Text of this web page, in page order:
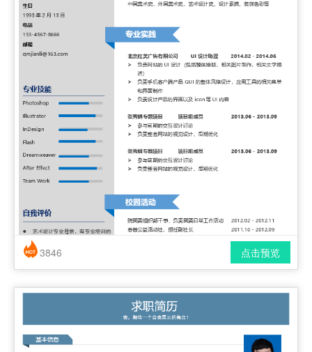
简历风格： 时尚 / 简洁 / 应届生
点击预览
3846